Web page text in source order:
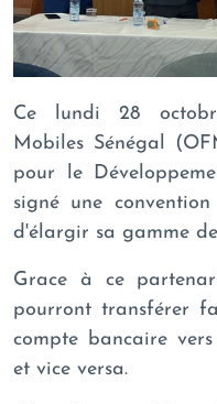
Ce lundi 28
Mobiles Sénégal
pour le
signé une
d'élargir sa gamme
Grace à ce
pourront transférer
compte bancaire
et vice versa.